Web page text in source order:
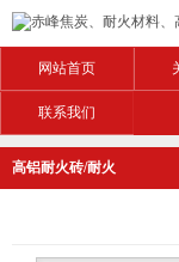
网站首页
联系我们
高铝耐火砖/耐火